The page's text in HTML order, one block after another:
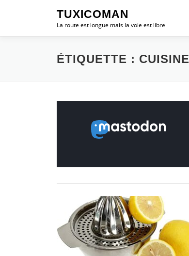
TUXICOMAN
La route est longue mais la voie est libre
ÉTIQUETTE : CUISINE